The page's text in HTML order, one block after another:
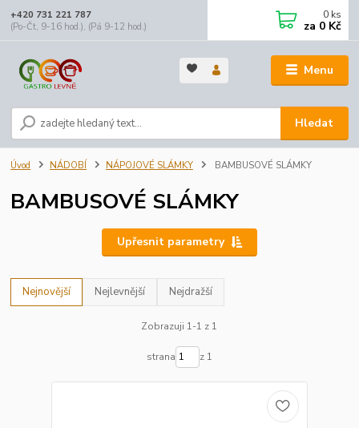
Menu
Hledat
+420 731 221 787
(Po-Čt, 9-16 hod.), (Pá 9-12 hod.)
0 ks
za 0 Kč
Úvod NÁDOBÍ NÁPOJOVÉ SLÁMKY BAMBUSOVÉ SLÁMKY
BAMBUSOVÉ SLÁMKY
Upřesnit parametry
Nejnovější Nejlevnější Nejdražší
Zobrazuji 1-1 z 1
strana z 1